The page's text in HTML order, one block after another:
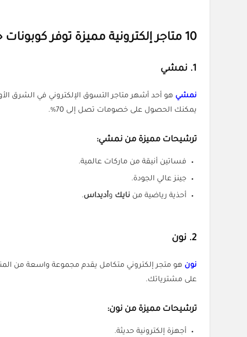
10 متاجر إلكترونية مميزة توفر كوبونات خصم
1. نمشي
نمشي هو أحد أشهر متاجر التسوق الإلكتروني في الشرق
يمكنك الحصول على خصومات تصل إلى 70%.
ترشيحات مميزة من نمشي:
فساتين أنيقة من ماركات عالمية.
جينز عالي الجودة.
أحذية رياضية من نايك وأديداس.
2. نون
نون هو متجر إلكتروني متكامل يقدم مجموعة واسعة من
على مشترياتك.
ترشيحات مميزة من نون:
أجهزة إلكترونية حديثة.